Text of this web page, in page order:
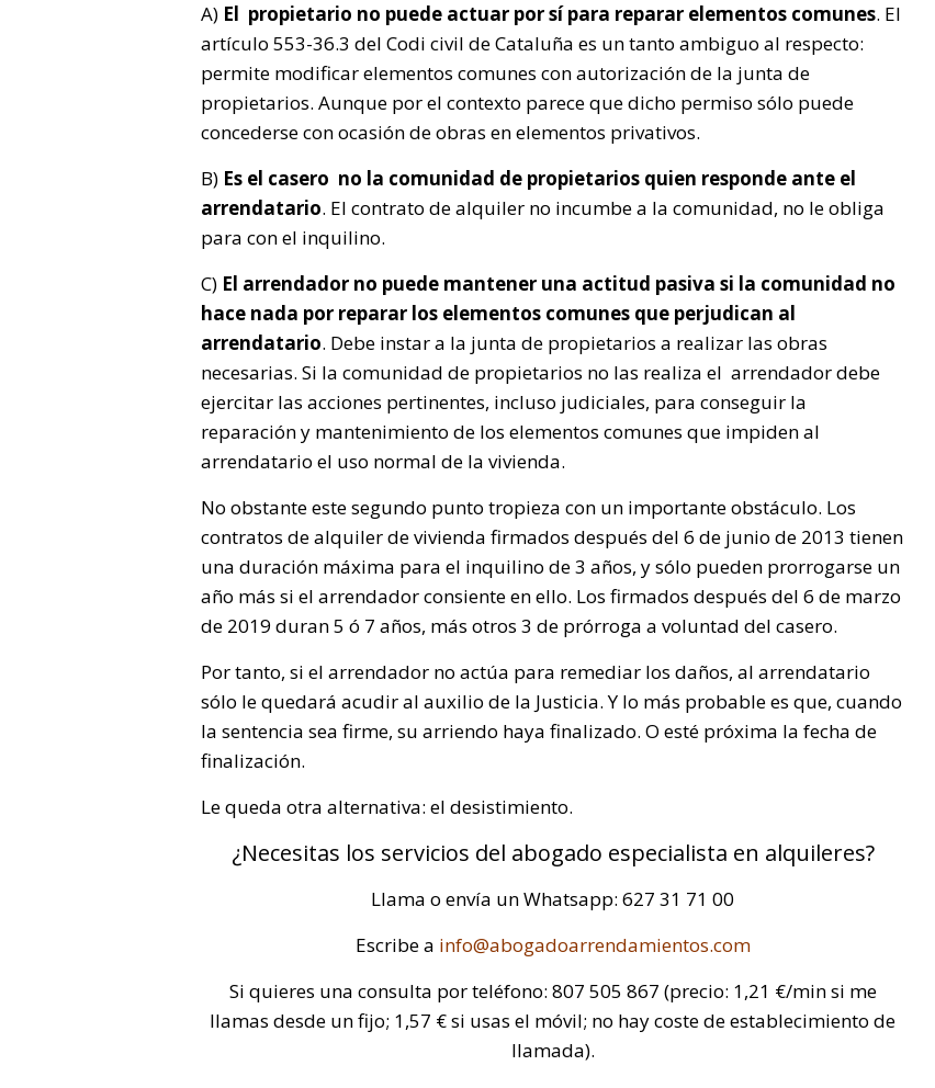
A) El propietario no puede actuar por sí para reparar elementos comunes. El
artículo 553-36.3 del Codi civil de Cataluña es un tanto ambiguo al respecto:
permite modificar elementos comunes con autorización de la junta de
propietarios. Aunque por el contexto parece que dicho permiso sólo puede
concederse con ocasión de obras en elementos privativos.
B) Es el casero no la comunidad de propietarios quien responde ante el
arrendatario. El contrato de alquiler no incumbe a la comunidad, no le obliga
para con el inquilino.
C) El arrendador no puede mantener una actitud pasiva si la comunidad no
hace nada por reparar los elementos comunes que perjudican al
arrendatario. Debe instar a la junta de propietarios a realizar las obras
necesarias. Si la comunidad de propietarios no las realiza el arrendador debe
ejercitar las acciones pertinentes, incluso judiciales, para conseguir la
reparación y mantenimiento de los elementos comunes que impiden al
arrendatario el uso normal de la vivienda.
No obstante este segundo punto tropieza con un importante obstáculo. Los
contratos de alquiler de vivienda firmados después del 6 de junio de 2013 tienen
una duración máxima para el inquilino de 3 años, y sólo pueden prorrogarse un
año más si el arrendador consiente en ello. Los firmados después del 6 de marzo
de 2019 duran 5 ó 7 años, más otros 3 de prórroga a voluntad del casero.
Por tanto, si el arrendador no actúa para remediar los daños, al arrendatario
sólo le quedará acudir al auxilio de la Justicia. Y lo más probable es que, cuando
la sentencia sea firme, su arriendo haya finalizado. O esté próxima la fecha de
finalización.
Le queda otra alternativa: el desistimiento.
¿Necesitas los servicios del abogado especialista en alquileres?
Llama o envía un Whatsapp: 627 31 71 00
Escribe a info@abogadoarrendamientos.com
Si quieres una consulta por teléfono: 807 505 867 (precio: 1,21 €/min si me
llamas desde un fijo; 1,57 € si usas el móvil; no hay coste de establecimiento de
llamada).